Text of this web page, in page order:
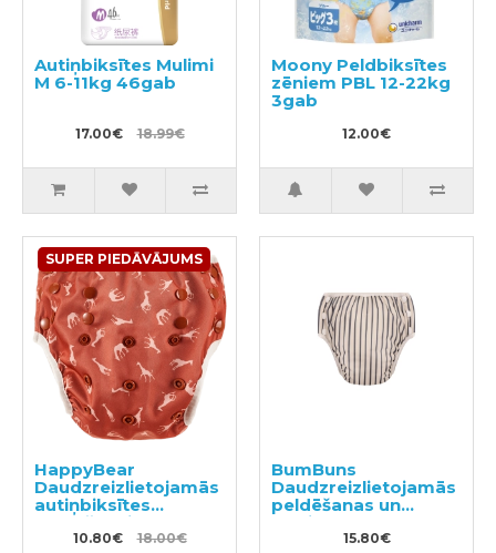
Autiņbiksītes Mulimi
M 6-11kg 46gab
17.00€ 18.99€
Moony Peldbiksītes
zēniem PBL 12-22kg
3gab
12.00€
SUPER PIEDĀVĀJUMS
HappyBear
Daudzreizlietojamās
autiņbiksītes
peldēšanai
10.80€ 18.00€
BumBuns
Daudzreizlietojamās
peldēšanas un
podiņmācību
autiņbiksīte M 11–15
15.80€